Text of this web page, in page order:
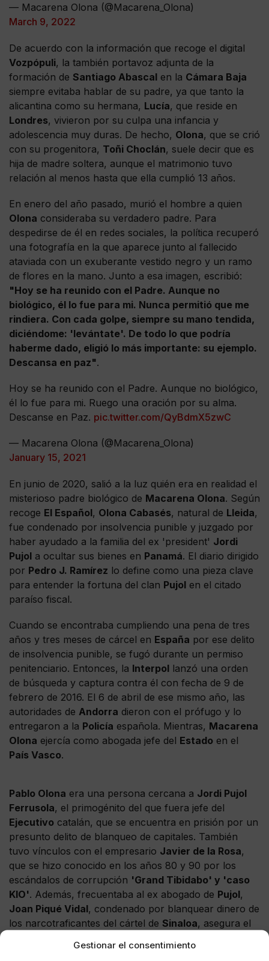
Gestionar el consentimiento
— Macarena Olona (@Macarena_Olona)
March 9, 2022
De acuerdo con la información que recoge el digital
Vozpópuli, la también portavoz adjunta de la
formación de Santiago Abascal en la Cámara Baja
siempre evitaba hablar de su padre, ya que tanto la
alicantina como su hermana, Lucía, que reside en
Londres, vivieron por su culpa una infancia y
adolescencia muy duras. De hecho, Olona, que se crió
con su progenitora, Toñi Choclán, suele decir que es
hija de madre soltera, aunque el matrimonio tuvo
relación al menos hasta que ella cumplió 13 años.
En enero del año pasado, murió el hombre a quien
Olona consideraba su verdadero padre. Para
despedirse de él en redes sociales, la política recuperó
una fotografía en la que aparece junto al fallecido
ataviada con un exuberante vestido negro y un ramo
de flores en la mano. Junto a esa imagen, escribió:
"Hoy se ha reunido con el Padre. Aunque no
biológico, él lo fue para mi. Nunca permitió que me
rindiera. Con cada golpe, siempre su mano tendida,
diciéndome: 'levántate'. De todo lo que podría
haberme dado, eligió lo más importante: su ejemplo.
Descansa en paz".
Hoy se ha reunido con el Padre. Aunque no biológico,
él lo fue para mi. Ruego una oración por su alma.
Descanse en Paz. pic.twitter.com/QyBdmX5zwC
— Macarena Olona (@Macarena_Olona)
January 15, 2021
En junio de 2020, salió a la luz quién era en realidad el
misterioso padre biológico de Macarena Olona. Según
recoge El Español, Olona Cabasés, natural de Lleida,
fue condenado por insolvencia punible y juzgado por
haber ayudado a la familia del ex 'president' Jordi
Pujol a ocultar sus bienes en Panamá. El diario dirigido
por Pedro J. Ramírez lo define como una pieza clave
para entender la fortuna del clan Pujol en el citado
paraíso fiscal.
Cuando se encontraba cumpliendo una pena de tres
años y tres meses de cárcel en España por ese delito
de insolvencia punible, se fugó durante un permiso
penitenciario. Entonces, la Interpol lanzó una orden
de búsqueda y captura contra él con fecha de 9 de
febrero de 2016. El 6 de abril de ese mismo año, las
autoridades de Andorra dieron con el prófugo y lo
entregaron a la Policía española. Mientras, Macarena
Olona ejercía como abogada jefe del Estado en el
País Vasco.
Pablo Olona era una persona cercana a Jordi Pujol
Ferrusola, el primogénito del que fuera jefe del
Ejecutivo catalán, que se encuentra en prisión por un
presunto delito de blanqueo de capitales. También
tuvo vínculos con el empresario Javier de la Rosa,
que se hizo conocido en los años 80 y 90 por los
escándalos de corrupción 'Grand Tibidabo' y 'caso
KIO'. Además, frecuentaba al ex abogado de Pujol,
Joan Piqué Vidal, condenado por blanquear dinero de
los narcotraficantes del cártel de Sinaloa, asegura el